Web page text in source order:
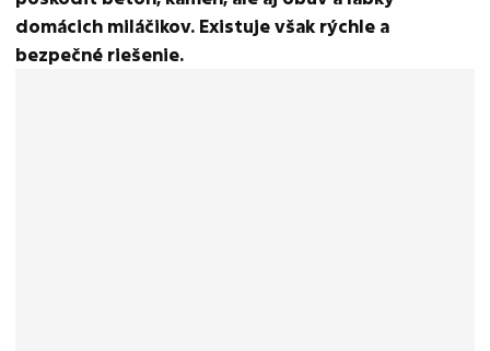
domácich miláčikov. Existuje však rýchle a
bezpečné riešenie.